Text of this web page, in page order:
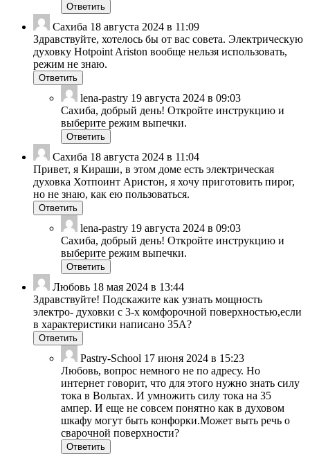
Ответить
Сахиба 18 августа 2024 в 11:09
Здравствуйте, хотелось бы от вас совета. Электрическую
духовку Hotpoint Ariston вообще нельзя использовать,
режим не знаю.
Ответить
lena-pastry 19 августа 2024 в 09:03
Сахиба, добрый день! Откройте инструкцию и
выберите режим выпечки.
Ответить
Сахиба 18 августа 2024 в 11:04
Привет, я Кираши, в этом доме есть электрическая
духовка Хотпоинт Аристон, я хочу приготовить пирог,
но не знаю, как ею пользоваться.
Ответить
lena-pastry 19 августа 2024 в 09:03
Сахиба, добрый день! Откройте инструкцию и
выберите режим выпечки.
Ответить
Любовь 18 мая 2024 в 13:44
Здравствуйте! Подскажите как узнать мощность
электро- духовки с 3-х комфорочной поверхностью,если
в характеристики написано 35А?
Ответить
Pastry-School 17 июня 2024 в 15:23
Любовь, вопрос немного не по адресу. Но
интернет говорит, что для этого нужно знать силу
тока в Вольтах. И умножить силу тока на 35
ампер. И еще не совсем понятно как в духовом
шкафу могут быть конфорки.Может выть речь о
сварочной поверхности?
Ответить